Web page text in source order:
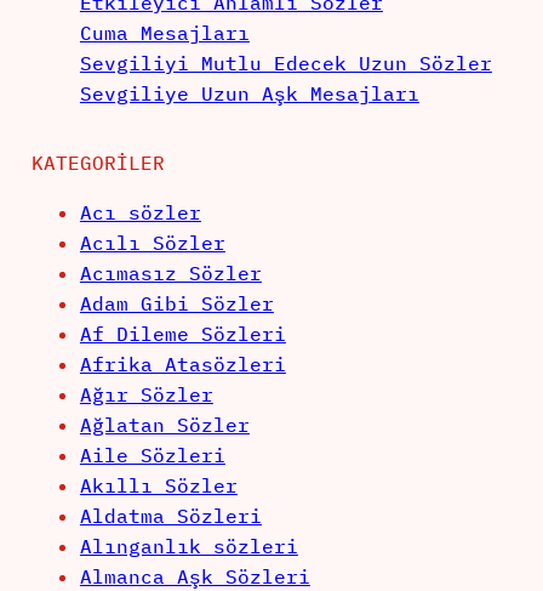
Cuma Mesajları
Sevgiliyi Mutlu Edecek Uzun Sözler
Sevgiliye Uzun Aşk Mesajları
KATEGORILER
Acı sözler
Acılı Sözler
Acımasız Sözler
Adam Gibi Sözler
Af Dileme Sözleri
Afrika Atasözleri
Ağır Sözler
Ağlatan Sözler
Aile Sözleri
Akıllı Sözler
Aldatma Sözleri
Alınganlık sözleri
Almanca Aşk Sözleri